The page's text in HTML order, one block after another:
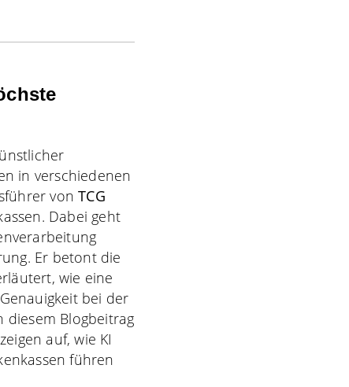
in verschiedenen
vonTCG
Dabei geht
Er betont die
wie eine
bei der
Blogbeitrag
auf, wie KI
führen